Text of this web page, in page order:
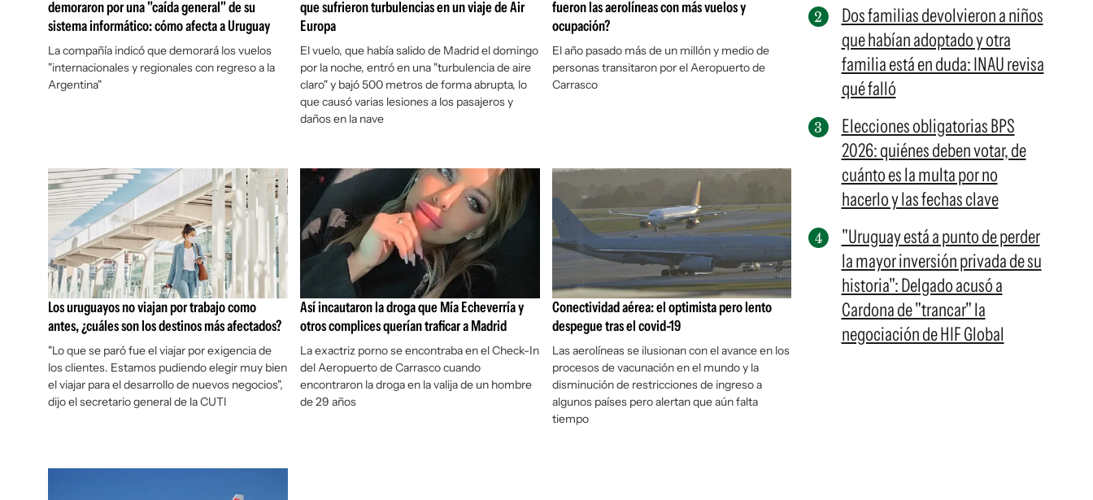
demoraron por una "caída general" de su
sistema informático: cómo afecta a Uruguay
La compañía indicó que demorará los vuelos
"internacionales y regionales con regreso a la
Argentina"
que sufrieron turbulencias en un viaje de Air
Europa
El vuelo, que había salido de Madrid el domingo
por la noche, entró en una "turbulencia de aire
claro" y bajó 500 metros de forma abrupta, lo
que causó varias lesiones a los pasajeros y
daños en la nave
fueron las aerolíneas con más vuelos y
ocupación?
El año pasado más de un millón y medio de
personas transitaron por el Aeropuerto de
Carrasco
Los uruguayos no viajan por trabajo como
antes, ¿cuáles son los destinos más afectados?
"Lo que se paró fue el viajar por exigencia de
los clientes. Estamos pudiendo elegir muy bien
el viajar para el desarrollo de nuevos negocios",
dijo el secretario general de la CUTI
Así incautaron la droga que Mía Echeverría y
otros complices querían traficar a Madrid
La exactriz porno se encontraba en el Check-In
del Aeropuerto de Carrasco cuando
encontraron la droga en la valija de un hombre
de 29 años
Conectividad aérea: el optimista pero lento
despegue tras el covid-19
Las aerolíneas se ilusionan con el avance en los
procesos de vacunación en el mundo y la
disminución de restricciones de ingreso a
algunos países pero alertan que aún falta
tiempo
Dos familias devolvieron a niños
que habían adoptado y otra
familia está en duda: INAU revisa
qué falló
Elecciones obligatorias BPS
2026: quiénes deben votar, de
cuánto es la multa por no
hacerlo y las fechas clave
"Uruguay está a punto de perder
la mayor inversión privada de su
historia": Delgado acusó a
Cardona de "trancar" la
negociación de HIF Global